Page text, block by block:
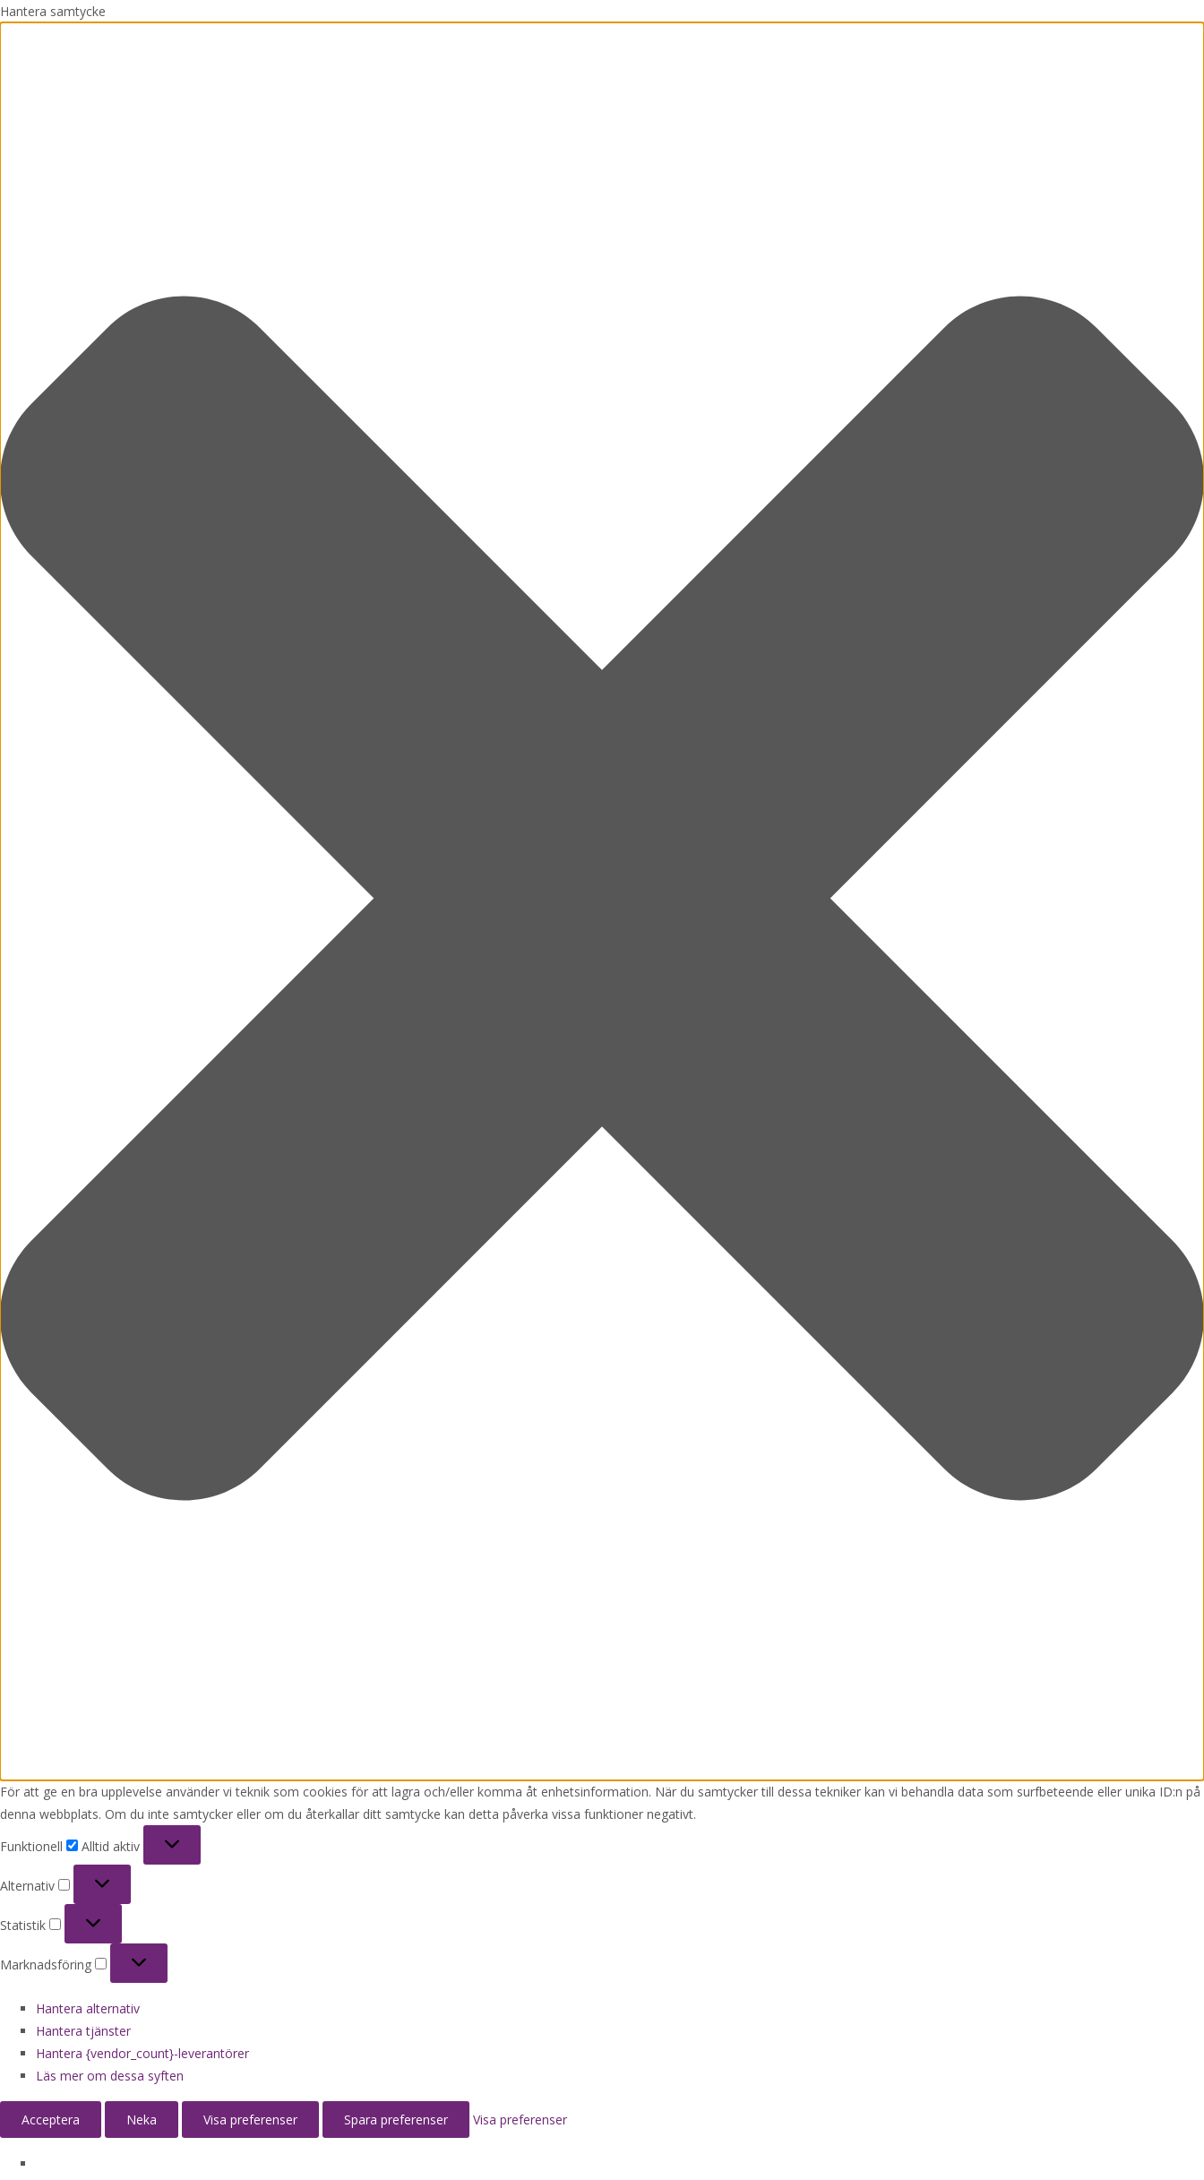
Hantera samtycke
För att ge en bra upplevelse använder vi teknik som cookies för att lagra och/eller komma åt enhetsinformation. När du samtycker till dessa tekniker kan vi behandla data som surfbeteende eller unika ID:n på
denna webbplats. Om du inte samtycker eller om du återkallar ditt samtycke kan detta påverka vissa funktioner negativt.
Funktionell
Alltid aktiv
Alternativ
Statistik
Marknadsföring
Hantera alternativ
Hantera tjänster
Hantera {vendor_count}-leverantörer
Läs mer om dessa syften
Acceptera Neka Visa preferenser Spara preferenser Visa preferenser